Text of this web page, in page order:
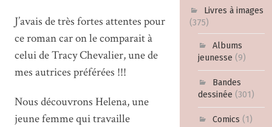
Livres à images
(375)
Albums
jeunesse (9)
Bandes
dessinée (301)
Comics (1)
J’avais de très fortes attentes pour
ce roman car on le comparait à
celui de Tracy Chevalier, une de
mes autrices préférées !!!
Nous découvrons Helena, une
jeune femme qui travaille